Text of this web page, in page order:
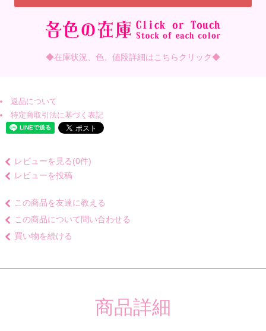
◆在庫状況、色、値段詳細はこちらクリック◆
返品について
特定商取引法に基づく表記
レビューを見る(0件)
レビューを投稿
この商品を友達に教える
この商品について問い合わせる
買い物を続ける
商品詳細